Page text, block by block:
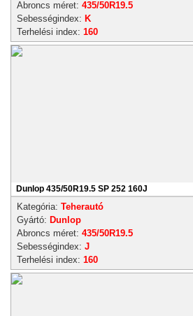
Abroncs méret: 435/50R19.5
Sebességindex: K
Terhelési index: 160
Dunlop 435/50R19.5 SP 252 160J
Kategória: Teherautó
Gyártó: Dunlop
Abroncs méret: 435/50R19.5
Sebességindex: J
Terhelési index: 160